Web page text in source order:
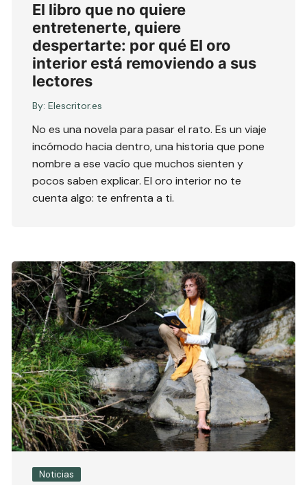
El libro que no quiere
entretenerte, quiere
despertarte: por qué El oro
interior está removiendo a sus
lectores
By: Elescritor.es
No es una novela para pasar el rato. Es un viaje
incómodo hacia dentro, una historia que pone
nombre a ese vacío que muchos sienten y
pocos saben explicar. El oro interior no te
cuenta algo: te enfrenta a ti.
Noticias